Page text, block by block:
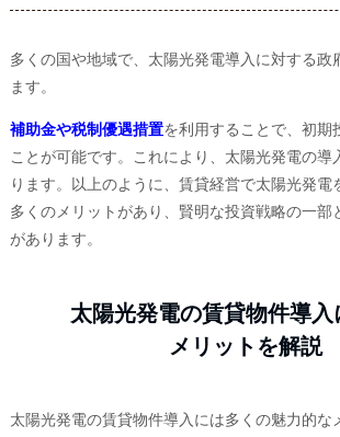
多くの国や地域で、太陽光発電導入に対する政
ます。
補助金や税制優遇措置を利用することで、初期
ことが可能です。これにより、太陽光発電の導
ります。以上のように、賃貸経営で太陽光発電
多くのメリットがあり、賢明な投資戦略の一部
があります。
太陽光発電の賃貸物件導入
メリットを解説
太陽光発電の賃貸物件導入には多くの魅力的な